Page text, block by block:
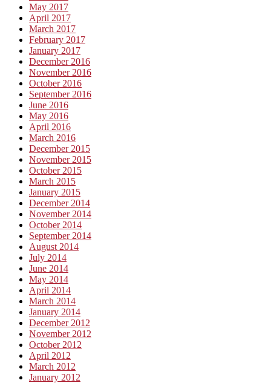
May 2017
April 2017
March 2017
February 2017
January 2017
December 2016
November 2016
October 2016
September 2016
June 2016
May 2016
April 2016
March 2016
December 2015
November 2015
October 2015
March 2015
January 2015
December 2014
November 2014
October 2014
September 2014
August 2014
July 2014
June 2014
May 2014
April 2014
March 2014
January 2014
December 2012
November 2012
October 2012
April 2012
March 2012
January 2012